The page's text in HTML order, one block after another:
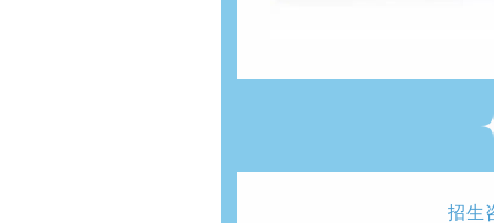
招生